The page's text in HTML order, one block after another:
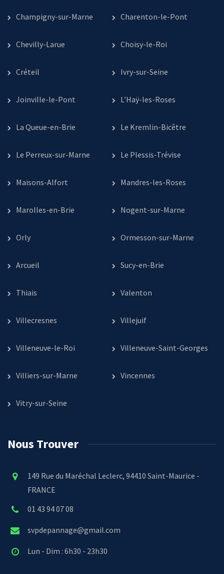
Champigny-sur-Marne Charenton-le-Pont
Chevilly-Larue Choisy-le-Roi
Créteil Ivry-sur-Seine
Joinville-le-Pont L’Haÿ-les-Roses
La Queue-en-Brie Le Kremlin-Bicêtre
Le Perreux-sur-Marne Le Plessis-Trévise
Maisons-Alfort Mandres-les-Roses
Marolles-en-Brie Nogent-sur-Marne
Orly Ormesson-sur-Marne
Arcueil Sucy-en-Brie
Thiais Valenton
Villecresnes Villejuif
Villeneuve-le-Roi Villeneuve-Saint-Georges
Villiers-sur-Marne Vincennes
Vitry-sur-Seine
Nous Trouver
149 Rue du Maréchal Leclerc, 94410 Saint-Maurice -
FRANCE
01 43 94 07 08
svpdepannage@gmail.com
Lun - Dim : 6h30 - 23h30